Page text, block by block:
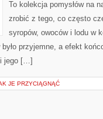
To kolekcja pomysłów na
zrobić z tego, co często
syropów, owoców i lodu w
przyjemne, a efekt
i jego […]
JE PRZYCIĄGNĄĆ